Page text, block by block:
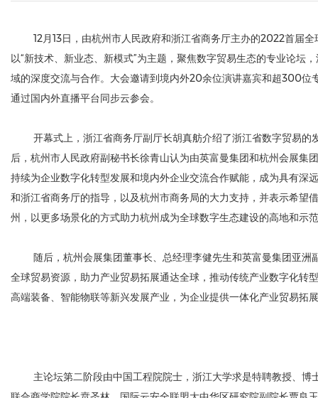
12月13日，由杭州市人民政府和浙江省商务厅主办的2022首届
以“新技术、新业态、新模式”为主题，聚焦数字贸易生态的专业论
域的深度交流与合作。大会邀请到境内外20余位演讲嘉宾和超300
通过国内外直播平台同步云参会。
开幕式上，浙江省商务厅副厅长胡真舫介绍了浙江省数字贸易
后，杭州市人民政府副秘书长徐青山认为由英富曼集团和杭州会展集
持续为企业数字化转型发展和境内外企业交流合作赋能，成为具有
和浙江省商务厅的指导，以及杭州市商务局的大力支持，并表示希
州，以更多场景化的方式助力杭州成为全球数字生态建设的高地和示
随后，杭州会展集团董事长、总经理李健先生和英富曼集团亚洲
全球贸易资源，助力产业贸易拓展通达全球，推动传统产业数字化转
高端装备、智能物联等新兴发展产业，为企业提供一体化产业贸易
主论坛第二阶段由中国工程院院士，浙江大学求是特聘教授、